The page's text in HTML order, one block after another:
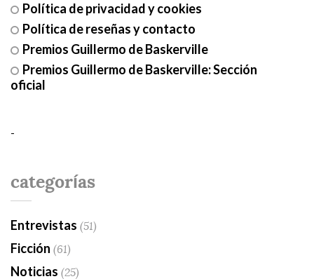
Política de privacidad y cookies
Política de reseñas y contacto
Premios Guillermo de Baskerville
Premios Guillermo de Baskerville: Sección
oficial
-
categorías
Entrevistas (51)
Ficción (61)
Noticias (25)